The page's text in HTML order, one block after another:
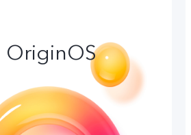
OriginOS